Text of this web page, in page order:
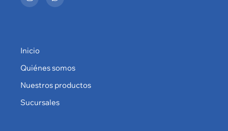
Inicio
Quiénes somos
Nuestros productos
Sucursales